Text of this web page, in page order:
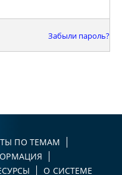
Забыли пароль?
ПО ТЕМАМ
О СИСТЕМЕ